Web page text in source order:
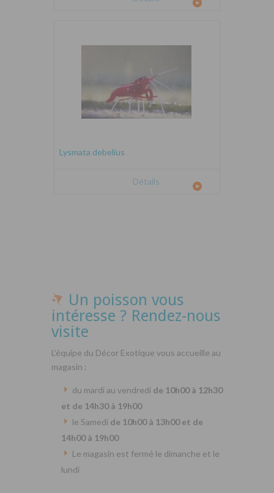
Lysmata debelius
Détails
Un poisson vous
intéresse ? Rendez-nous
visite
L’équipe du Décor Exotique vous accueille au
magasin :
du mardi au vendredi de 10h00 à 12h30
et de 14h30 à 19h00
le Samedi de 10h00 à 13h00 et de
14h00 à 19h00
Le magasin est fermé le dimanche et le
lundi